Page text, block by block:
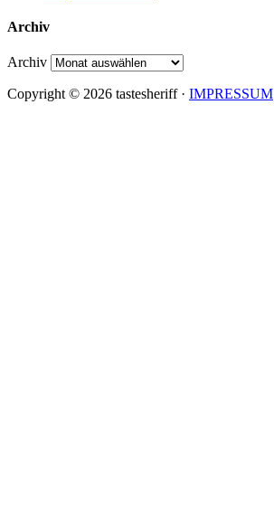
Archiv
Archiv
Copyright © 2026 tastesheriff · IMPRESSUM